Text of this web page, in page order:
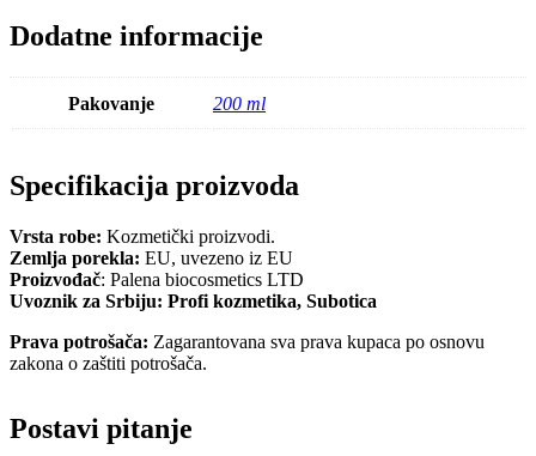
Dodatne informacije
Pakovanje 200 ml
Specifikacija proizvoda
Vrsta robe: Kozmetički proizvodi.
Zemlja porekla: EU, uvezeno iz EU
Proizvođač: Palena biocosmetics LTD
Uvoznik za Srbiju: Profi kozmetika, Subotica
Prava potrošača: Zagarantovana sva prava kupaca po osnovu
zakona o zaštiti potrošača.
Postavi pitanje